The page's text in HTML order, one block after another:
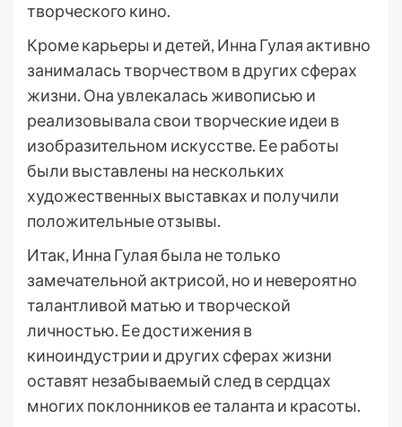
творческого кино.
Кроме карьеры и детей, Инна Гулая активно
занималась творчеством в других сферах
жизни. Она увлекалась живописью и
реализовывала свои творческие идеи в
изобразительном искусстве. Ее работы
были выставлены на нескольких
художественных выставках и получили
положительные отзывы.
Итак, Инна Гулая была не только
замечательной актрисой, но и невероятно
талантливой матью и творческой
личностью. Ее достижения в
киноиндустрии и других сферах жизни
оставят незабываемый след в сердцах
многих поклонников ее таланта и красоты.